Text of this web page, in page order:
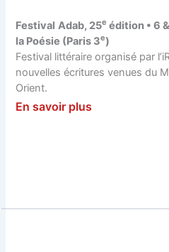
Festival Adab, 25e édition • 6
la Poésie (Paris 3e)
Festival littéraire organisé par
nouvelles écritures venues du
Orient.
En savoir plus